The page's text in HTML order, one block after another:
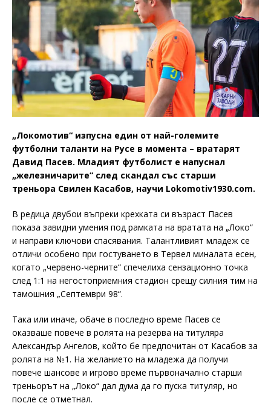
„Локомотив“ изпусна един от най-големите
футболни таланти на Русе в момента – вратарят
Давид Пасев. Младият футболист е напуснал
„железничарите“ след скандал със старши
треньора Свилен Касабов, научи Lokomotiv1930.com.
В редица двубои въпреки крехката си възраст Пасев
показа завидни умения под рамката на вратата на „Локо“
и направи ключови спасявания. Талантливият младеж се
отличи особено при гостуването в Тервел миналата есен,
когато „червено-черните“ спечелиха сензационно точка
след 1:1 на негостоприемния стадион срещу силния тим на
тамошния „Септември 98“.
Така или иначе, обаче в последно време Пасев се
оказваше повече в ролята на резерва на титуляра
Александър Ангелов, който бе предпочитан от Касабов за
ролята на №1. На желанието на младежа да получи
повече шансове и игрово време първоначално старши
треньорът на „Локо“ дал дума да го пуска титуляр, но
после се отметнал.